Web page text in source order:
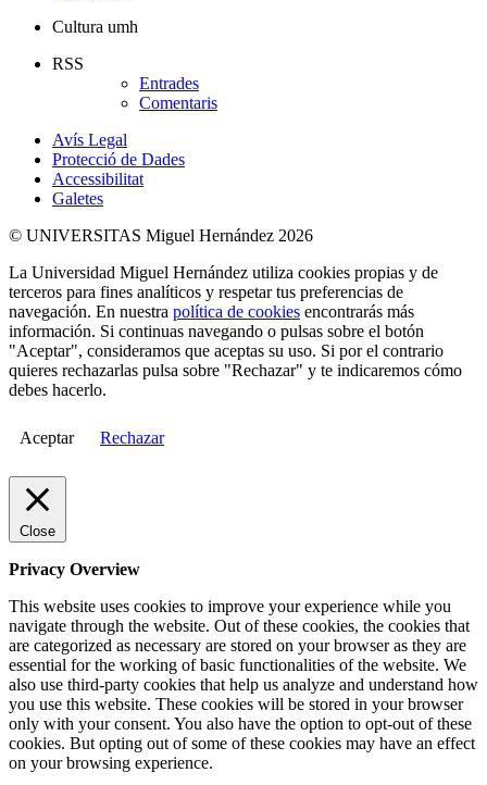
Cultura umh
RSS
Entrades
Comentaris
Avís Legal
Protecció de Dades
Accessibilitat
Galetes
© UNIVERSITAS Miguel Hernández 2026
La Universidad Miguel Hernández utiliza cookies propias y de
terceros para fines analíticos y respetar tus preferencias de
navegación. En nuestra política de cookies encontrarás más
información. Si continuas navegando o pulsas sobre el botón
"Aceptar", consideramos que aceptas su uso. Si por el contrario
quieres rechazarlas pulsa sobre "Rechazar" y te indicaremos cómo
debes hacerlo.
Aceptar Rechazar
Close
Privacy Overview
This website uses cookies to improve your experience while you
navigate through the website. Out of these cookies, the cookies that
are categorized as necessary are stored on your browser as they are
essential for the working of basic functionalities of the website. We
also use third-party cookies that help us analyze and understand how
you use this website. These cookies will be stored in your browser
only with your consent. You also have the option to opt-out of these
cookies. But opting out of some of these cookies may have an effect
on your browsing experience.